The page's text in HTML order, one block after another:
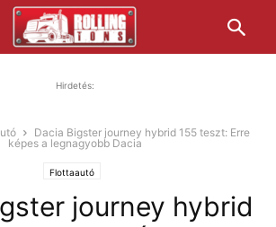
Hirdetés:
Dacia Bigster journey hybrid 155 teszt: Erre
képes a legnagyobb Dacia
Flottaautó
journey hybrid